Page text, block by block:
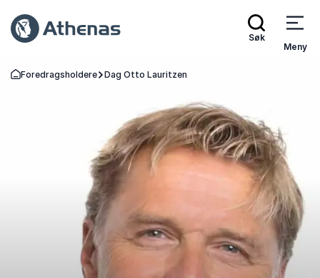
Søk
Meny
Gå tilbake til startsiden
Foredragsholdere Dag Otto Lauritzen